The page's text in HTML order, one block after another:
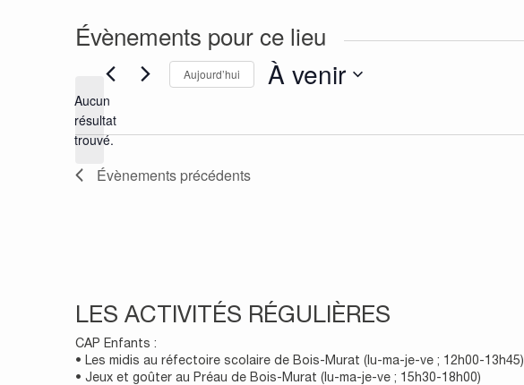
Évènements pour ce lieu
Notice
Aucun
résultat
trouvé.
Aujourd’hui À venir
Évènements précédents
LES ACTIVITÉS RÉGULIÈRES
CAP Enfants :
• Les midis au réfectoire scolaire de Bois-Murat (lu-ma-je-ve ; 12h00-13h45)
• Jeux et goûter au Préau de Bois-Murat (lu-ma-je-ve ; 15h30-18h00)